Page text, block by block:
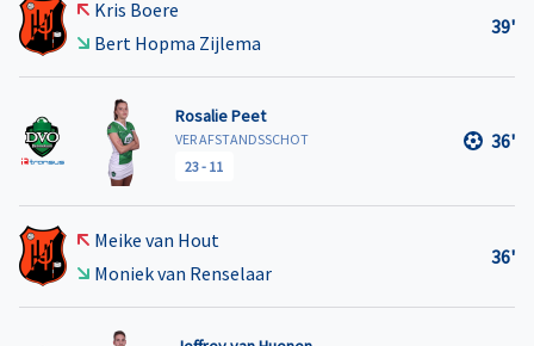
Kris Boere
Bert Hopma Zijlema
39'
Rosalie Peet
VER AFSTANDSSCHOT
23- 11
36'
Meike van Hout
Moniek van Renselaar
36'